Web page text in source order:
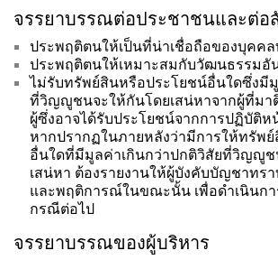
จรรยาบรรณต่อประชาชนและต่อ
ประพฤติตนให้เป็นที่น่าเชื่อถือของบุคค
ประพฤติตนให้เหมาะสมกับวัฒนธรรมอั
ไม่รับทรัพย์สินหรือประโยชน์อื่นใดซึ่งมี
ที่วิญญูชนจะให้กันโดยเสน่หาจากผู้ที่มา
ผู้ซึ่งอาจได้รับประโยชน์จากการปฏิบัติ
หากปรากฏในภายหลังว่ามีการให้ทรัพ
อื่นใดที่มีมูลค่าเกินกว่าปกติวิสัยที่วิญญูช
เสน่หา ต้องรายงานให้ผู้บังคับบัญชาทรา
และพฤติการณ์ในขณะนั้น เพื่อดำเนินก
กรณีต่อไป
จรรยาบรรณของผู้บริหาร